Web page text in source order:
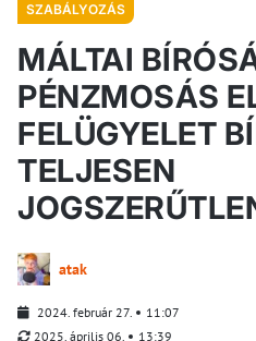
SZABÁLYOZÁS
MÁLTAI
PÉNZMOSÁS
FELÜGYELET
TELJESEN
atak
2024. február 27.
11:07
2025. április 06.
13:39